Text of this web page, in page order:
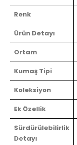
Renk
Ürün Detayı
Ortam
Kumaş Tipi
Koleksiyon
Ek Özellik
Sürdürülebilirlik
Detayı